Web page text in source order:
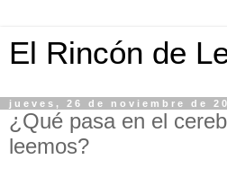
El Rincón de
jueves, 26 de noviembre de
¿Qué pasa en el
leemos?